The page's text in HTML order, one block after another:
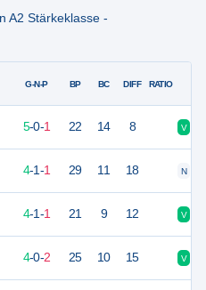
A2 Stärkeklasse -
G-N-P BP BC DIFF RATIO
5-0-1 22 14 8 V
4-1-1 29 11 18 N
4-1-1 21 9 12 V
4-0-2 25 10 15 V